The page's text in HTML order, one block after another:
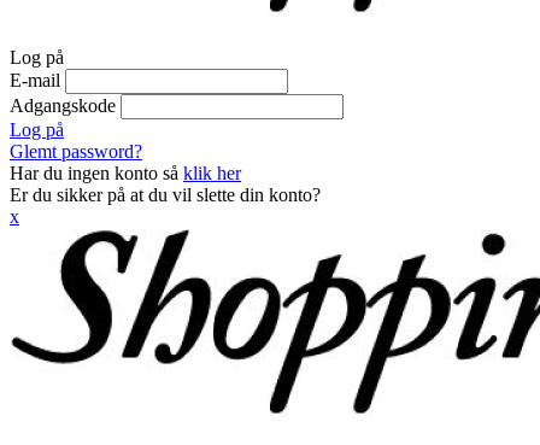
Log på
E-mail
Adgangskode
Log på
Glemt password?
Har du ingen konto så klik her
Er du sikker på at du vil slette din konto?
x